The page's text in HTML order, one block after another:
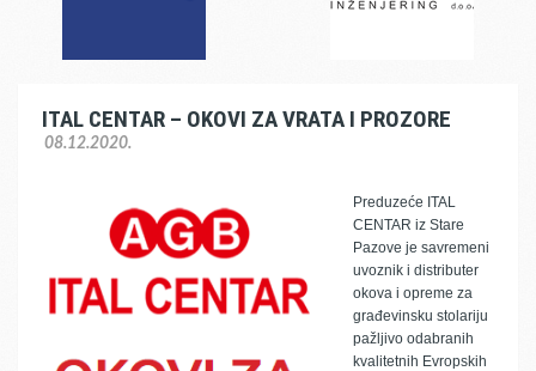
ITAL CENTAR – OKOVI ZA VRATA I PROZORE
08.12.2020.
Preduzeće ITAL
CENTAR iz Stare
Pazove je savremeni
uvoznik i distributer
okova i opreme za
građevinsku stolariju
pažljivo odabranih
kvalitetnih Evropskih